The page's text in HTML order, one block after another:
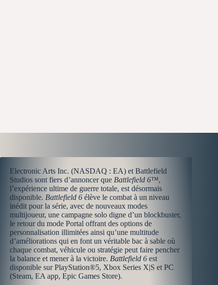
Electronic Arts Inc. (NASDAQ : EA) et Battlefield
Studios sont fiers d’annoncer que Battlefield 6™,
l’expérience ultime de guerre totale, est désormais
disponible. Battlefield 6 élève le combat à un niveau
inédit pour la série, avec de nouveaux modes
multijoueur, une campagne solo digne d’un blockbuster,
le retour du mode Portal offrant des options de
personnalisation illimitées ainsi qu’une multitude
d’améliorations qui en font un véritable bac à sable où
chaque combat, véhicule ou stratégie peut faire pencher
la balance et mener à la victoire. Battlefield 6 est
disponible sur PlayStation®5, Xbox Series X|S et PC
(Steam, EA app, Epic Games Store).